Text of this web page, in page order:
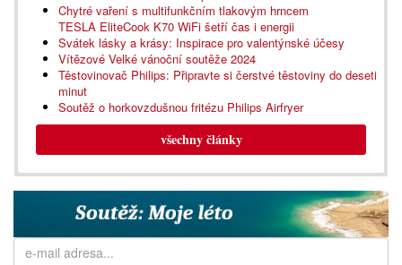
Chytré vaření s multifunkčním tlakovým hrncem
TESLA EliteCook K70 WiFi šetří čas i energii
Svátek lásky a krásy: Inspirace pro valentýnské účesy
Vítězové Velké vánoční soutěže 2024
Těstovinovač Philips: Připravte si čerstvé těstoviny do deseti
minut
Soutěž o horkovzdušnou fritézu Philips Airfryer
všechny články